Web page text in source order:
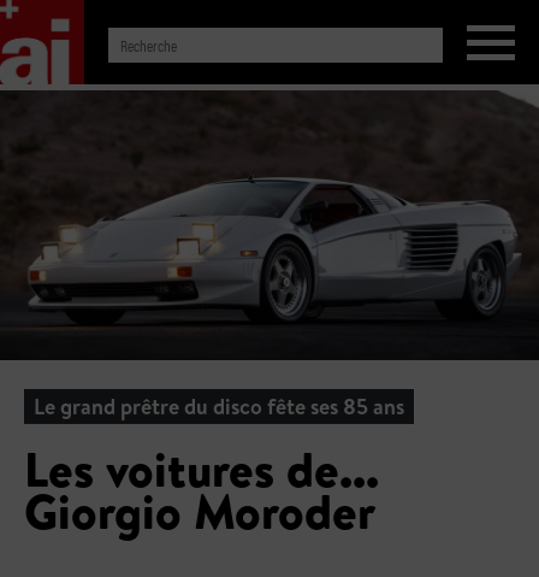
Le grand prêtre du disco fête ses 85 ans
Les voitures de...
Giorgio Moroder